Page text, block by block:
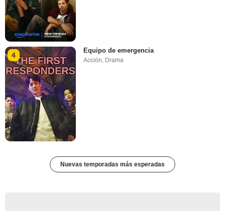
4
Equipo de emergencia
Acción, Drama
Nuevas temporadas más esperadas